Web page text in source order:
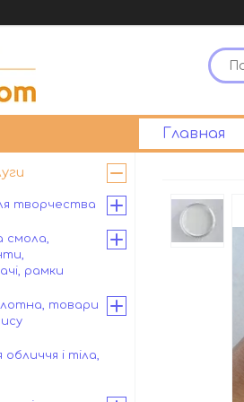
Главная
творчества
смола,
рамки
товари
і тіла,